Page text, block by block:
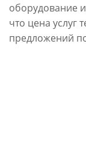
оборудование
что цена услуг
предложений